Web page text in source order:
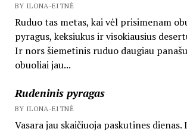
BY ILONA-EITNĖ
Ruduo tas metas, kai vėl prisimenam
pyragus, keksiukus ir visokiausius
Ir nors šiemetinis ruduo daugiau
obuoliai jau...
Rudeninis pyragas
BY ILONA-EITNĖ
Vasara jau skaičiuoja paskutines